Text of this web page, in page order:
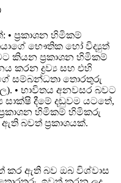
ප්‍රකාශන හිමිකම්
භෞතික හෝ විද්‍යුත්
කියන ප්‍රකාශන හිමිකම්
කරන ද්‍රව්‍ය සහ එහි
සම්බන්ධතා තොරතුරු
• භාවිතය අනවසර බවට
සාක්ෂි දීමේ දඬුවම යටතේ,
හිමිකම් හිමිකරු
බවත් ප්‍රකාශයක්.
කර ඇති බව ඔබ විශ්වාස